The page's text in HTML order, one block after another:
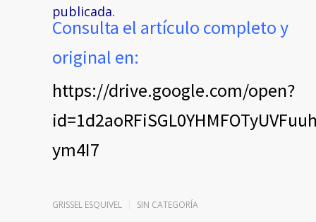
publicada.
Consulta el artículo completo y
original en:
https://drive.google.com/open?
ym4I7
GRISSEL ESQUIVEL SIN CATEGORÍA